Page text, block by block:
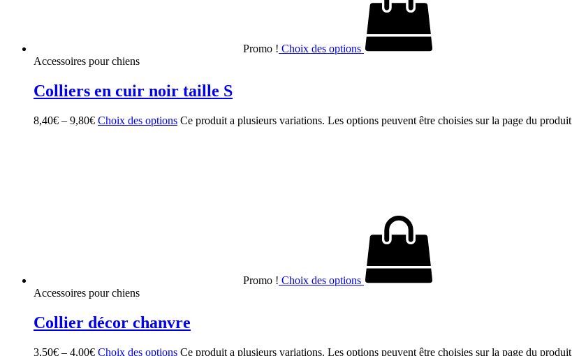
Promo ! Choix des options
Accessoires pour chiens
Colliers en cuir noir taille S
8,40€ – 9,80€ Choix des options Ce produit a plusieurs variations. Les options peuvent être choisies sur la page du produit
Promo ! Choix des options
Accessoires pour chiens
Collier décor chanvre
3,50€ – 4,00€ Choix des options Ce produit a plusieurs variations. Les options peuvent être choisies sur la page du produit